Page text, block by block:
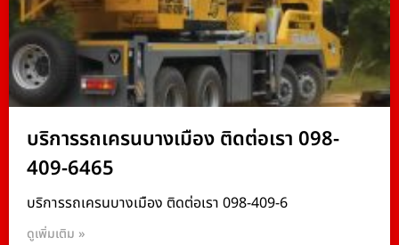
บริการรถเครนบางเมือง ติดต่อเรา 098-
409-6465
บริการรถเครนบางเมือง ติดต่อเรา 098-409-6
ดูเพิ่มเติม »